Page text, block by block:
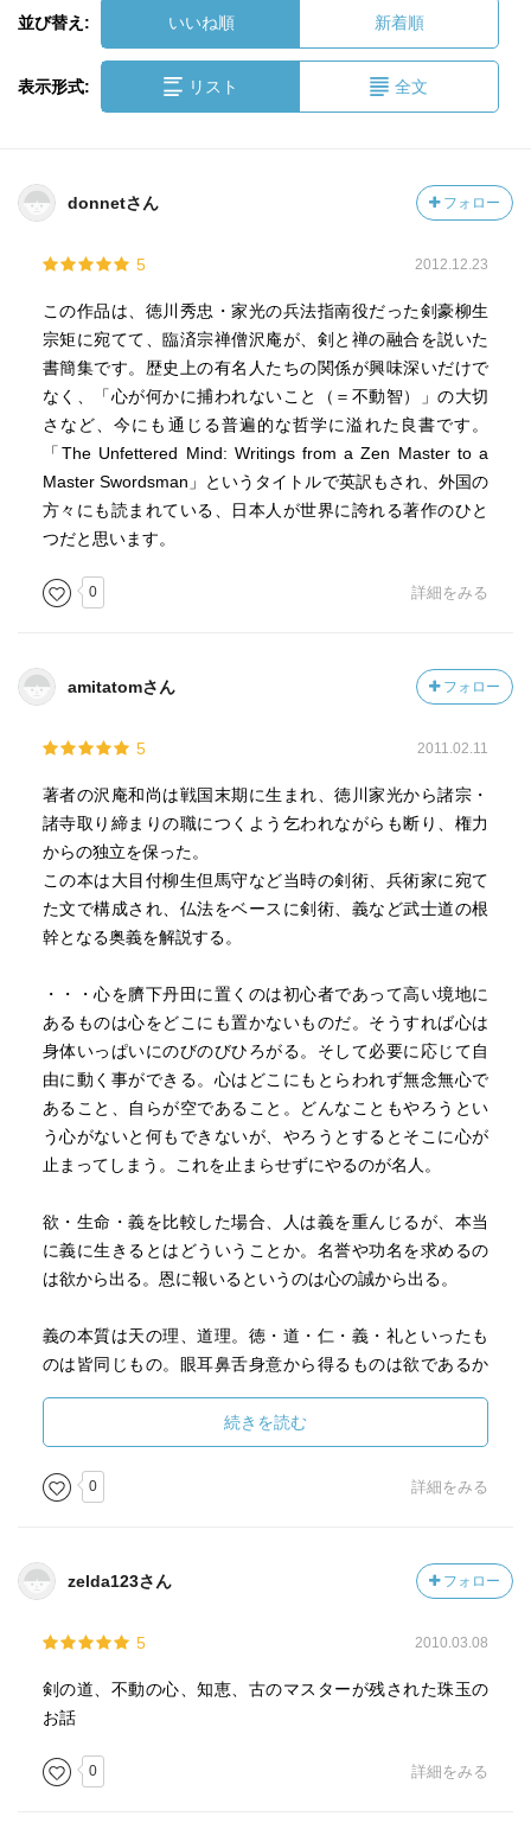
並び替え: いいね順 新着順
表示形式: リスト 全文
donnetさん フォロー
5 2012.12.23
この作品は、徳川秀忠・家光の兵法指南役だった剣豪柳生
宗矩に宛てて、臨済宗禅僧沢庵が、剣と禅の融合を説いた
書簡集です。歴史上の有名人たちの関係が興味深いだけで
なく、「心が何かに捕われないこと（＝不動智）」の大切
さなど、今にも通じる普遍的な哲学に溢れた良書です。
「The Unfettered Mind: Writings from a Zen Master to a
Master Swordsman」というタイトルで英訳もされ、外国の
方々にも読まれている、日本人が世界に誇れる著作のひと
つだと思います。
0 詳細をみる
amitatomさん フォロー
5 2011.02.11
著者の沢庵和尚は戦国末期に生まれ、徳川家光から諸宗・
諸寺取り締まりの職につくよう乞われながらも断り、権力
からの独立を保った。
この本は大目付柳生但馬守など当時の剣術、兵術家に宛て
た文で構成され、仏法をベースに剣術、義など武士道の根
幹となる奥義を解説する。
・・・心を臍下丹田に置くのは初心者であって高い境地に
あるものは心をどこにも置かないものだ。そうすれば心は
身体いっぱいにのびのびひろがる。そして必要に応じて自
由に動く事ができる。心はどこにもとらわれず無念無心で
あること、自らが空であること。どんなこともやろうとい
う心がないと何もできないが、やろうとするとそこに心が
止まってしまう。これを止まらせずにやるのが名人。
欲・生命・義を比較した場合、人は義を重んじるが、本当
に義に生きるとはどういうことか。名誉や功名を求めるの
は欲から出る。恩に報いるというのは心の誠から出る。
義の本質は天の理、道理。徳・道・仁・義・礼といったも
のは皆同じもの。眼耳鼻舌身意から得るものは欲であるか
る部分はあるが欲の陰にかくれて表面に出にくい。
更に五蘊（色受想行識）について述べる。肉体が感覚を得
て判断し願望を作りそれに向かって行動する。識とは欲な
ろ」が隠れている。これを物差しとして全てのことを行う
とき義に叶う。
欲の力をかりないと行動はとれない。その際に無欲で正直
な中心「まごころ」を物差しとし正しい力を発揮すること
だ。
事は成る。
続きを読む
0 詳細をみる
zelda123さん フォロー
5 2010.03.08
剣の道、不動の心、知恵、古のマスターが残された珠玉の
お話
0 詳細をみる